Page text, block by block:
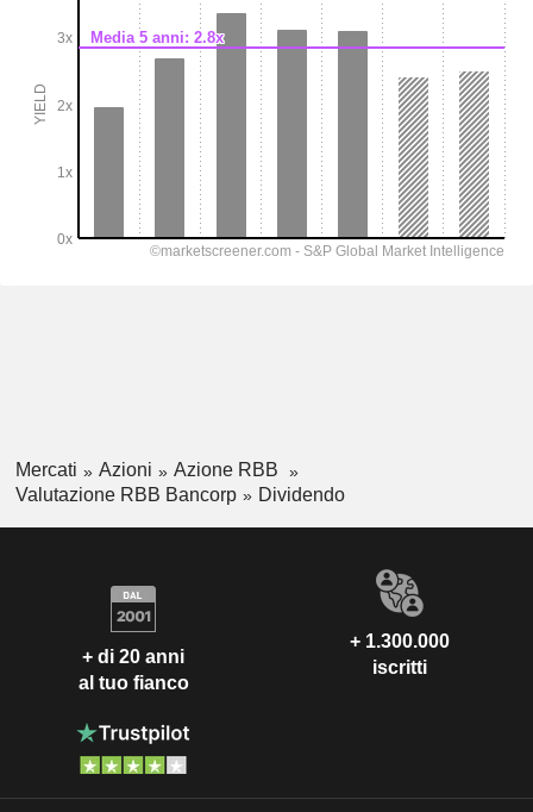
Mercati Azioni
Azione RBB
Valutazione RBB Bancorp
Dividendo
+ di 20 anni
al tuo fianco
+ 1.300.000
iscritti